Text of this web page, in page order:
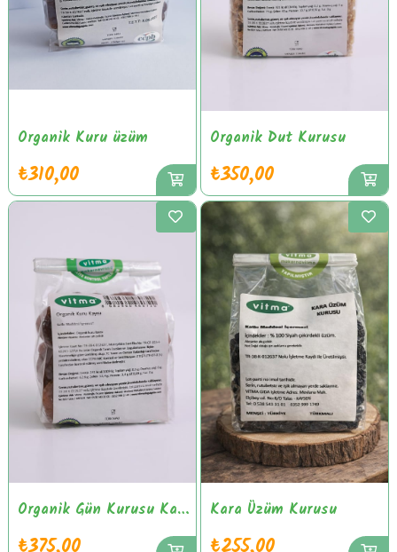
Organik Kuru üzüm
₺310,00
Organik Dut Kurusu
₺350,00
Organik Gün Kurusu Kayısı Kara Üzüm Kurusu